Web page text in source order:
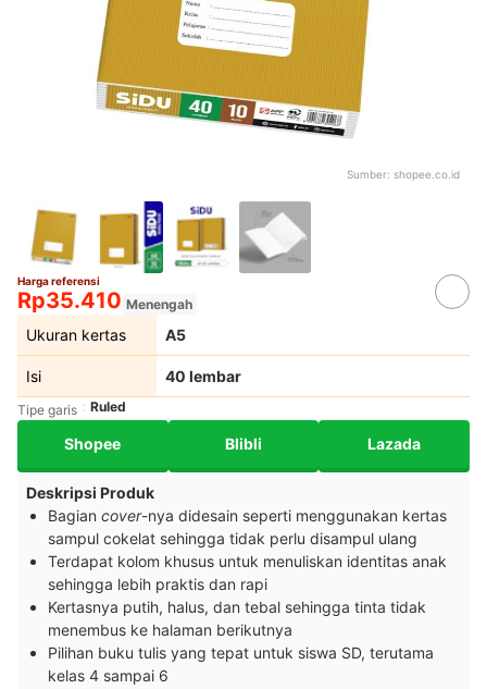
Sumber: shopee.co.id
Harga referensi
Rp35.410 Menengah
Ukuran kertas A5
Isi 40 lembar
Tipe garis Ruled
Shopee Blibli Lazada
Deskripsi Produk
Bagian cover-nya didesain seperti menggunakan kertas
sampul cokelat sehingga tidak perlu disampul ulang
Terdapat kolom khusus untuk menuliskan identitas anak
sehingga lebih praktis dan rapi
Kertasnya putih, halus, dan tebal sehingga tinta tidak
menembus ke halaman berikutnya
Pilihan buku tulis yang tepat untuk siswa SD, terutama
kelas 4 sampai 6